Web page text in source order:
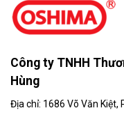
Công ty TNHH
Hùng
Địa chỉ: 1686 Võ Văn Kiệt,